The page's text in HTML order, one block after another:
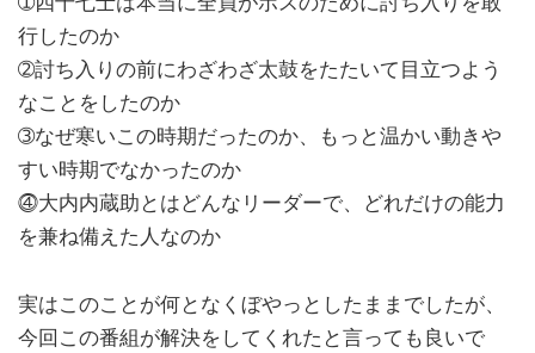
行したのか
➁討ち入りの前にわざわざ太鼓をたたいて目立つよう
なことをしたのか
➂なぜ寒いこの時期だったのか、もっと温かい動きや
すい時期でなかったのか
⓸大内内蔵助とはどんなリーダーで、どれだけの能力
を兼ね備えた人なのか
実はこのことが何となくぼやっとしたままでしたが、
今回この番組が解決をしてくれたと言っても良いで